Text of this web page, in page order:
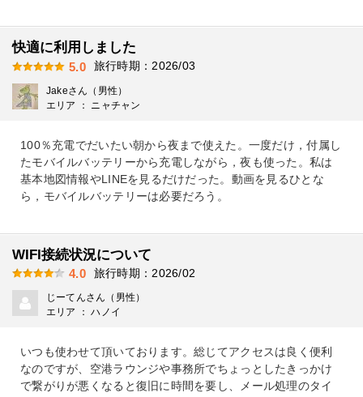
快適に利用しました
5.0 旅行時期：2026/03
Jakeさん（男性）
エリア ： ニャチャン
100％充電でだいたい朝から夜まで使えた。一度だけ，付属し
たモバイルバッテリーから充電しながら，夜も使った。私は
基本地図情報やLINEを見るだけだった。動画を見るひとな
ら，モバイルバッテリーは必要だろう。
WIFI接続状況について
4.0 旅行時期：2026/02
じーてんさん（男性）
エリア ： ハノイ
いつも使わせて頂いております。総じてアクセスは良く便利
なのですが、空港ラウンジや事務所でちょっとしたきっかけ
で繋がりが悪くなると復旧に時間を要し、メール処理のタイ